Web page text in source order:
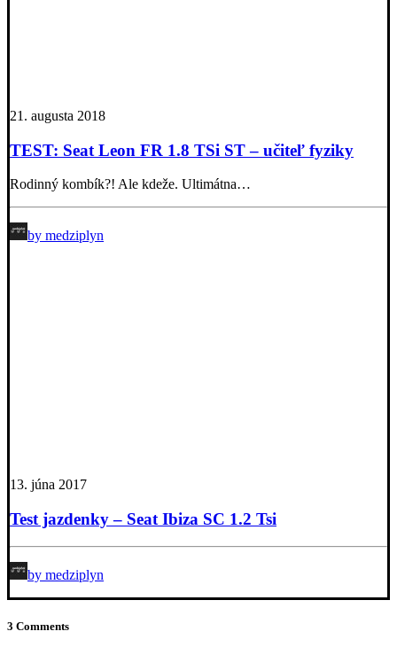
21. augusta 2018
TEST: Seat Leon FR 1.8 TSi ST – učiteľ fyziky
Rodinný kombík?! Ale kdeže. Ultimátna…
by medziplyn
13. júna 2017
Test jazdenky – Seat Ibiza SC 1.2 Tsi
by medziplyn
3 Comments